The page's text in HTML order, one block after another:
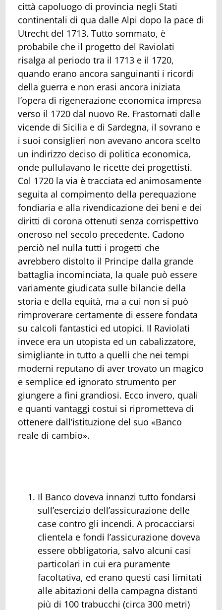
città capoluogo di provincia negli Stati
continentali di qua dalle Alpi dopo la pace di
Utrecht del 1713. Tutto sommato, è
probabile che il progetto del Raviolati
risalga al periodo tra il 1713 e il 1720,
quando erano ancora sanguinanti i ricordi
della guerra e non erasi ancora iniziata
l’opera di rigenerazione economica impresa
verso il 1720 dal nuovo Re. Frastornati dalle
vicende di Sicilia e di Sardegna, il sovrano e
i suoi consiglieri non avevano ancora scelto
un indirizzo deciso di politica economica,
onde pullulavano le ricette dei progettisti.
Col 1720 la via è tracciata ed animosamente
seguita al compimento della perequazione
fondiaria e alla rivendicazione dei beni e dei
diritti di corona ottenuti senza corrispettivo
oneroso nel secolo precedente. Cadono
perciò nel nulla tutti i progetti che
avrebbero distolto il Principe dalla grande
battaglia incominciata, la quale può essere
variamente giudicata sulle bilancie della
storia e della equità, ma a cui non si può
rimproverare certamente di essere fondata
su calcoli fantastici ed utopici. Il Raviolati
invece era un utopista ed un cabalizzatore,
simigliante in tutto a quelli che nei tempi
moderni reputano di aver trovato un magico
e semplice ed ignorato strumento per
giungere a fini grandiosi. Ecco invero, quali
e quanti vantaggi costui si riprometteva di
ottenere dall’istituzione del suo «Banco
reale di cambio».
Il Banco doveva innanzi tutto fondarsi
sull’esercizio dell’assicurazione delle
case contro gli incendi. A procacciarsi
clientela e fondi l’assicurazione doveva
essere obbligatoria, salvo alcuni casi
particolari in cui era puramente
facoltativa, ed erano questi casi limitati
alle abitazioni della campagna distanti
più di 100 trabucchi (circa 300 metri)